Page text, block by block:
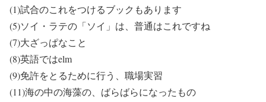
(1)試合のこれをつけるブックもあります
(5)ソイ・ラテの「ソイ」は、普通はこれですね
(7)大ざっぱなこと
(8)英語ではelm
(9)免許をとるために行う、職場実習
(11)海の中の海藻の、ばらばらになったもの